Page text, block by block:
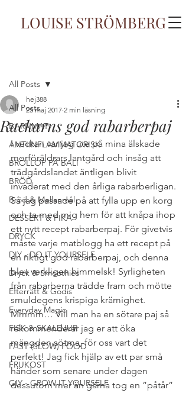
LOUISE STRÖMBERG
All Posts
BARNMAT
ANTIINFLAMMATORISK
BRÖLLOP PÅ BALI
BRÖD
Bröd & Mellanmål
DESSERT & FIKA
DRYCK
DIY - DO IT YOURSELF
Dryck & Smoothies
Efterrätt & Godis
Everyday Magic
FISK & SKALDJUR
FAST (SLOW) FOOD
FRUKOST
GIY - GROW IT YOURSELF
All Posts
Rackarns god rabarberpaj
hej388
25 maj 2017 2 min läsning
I veckan var jag ute på mina älskade
morföräldrars lantgård och insåg att
trädgårdslandet äntligen blivit
invaderat med den årliga rabarberligan.
Så jag passade på att fylla upp en korg
och ta med mig hem för att knåpa ihop
ett nytt recept rabarberpaj. För givetvis
måste varje matblogg ha ett recept på
en riktigt god rabarberpaj, och denna
blev verkligen himmelsk! Syrligheten
från rabarberna trädde fram och mötte
smuldegens krispiga krämighet.
Mmmm… Vill man ha en sötare paj så
rekommenderar jag er att öka
mängden sötma, för oss vart det
perfekt! Jag fick hjälp av ett par små
händer som senare under dagen
dessutom mer än gärna tog en ”påtår”